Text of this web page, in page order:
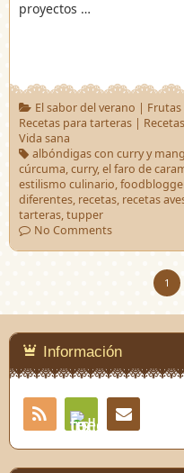
proyectos …
El sabor del verano | Frutas
Recetas para tarteras |
Vida sana
albóndigas con curry y
cúrcuma,curry,el faro de
estilismo culinario,
diferentes, recetas, recetas
tarteras,tupper
No Comments
1
Información
RSS
Feedly